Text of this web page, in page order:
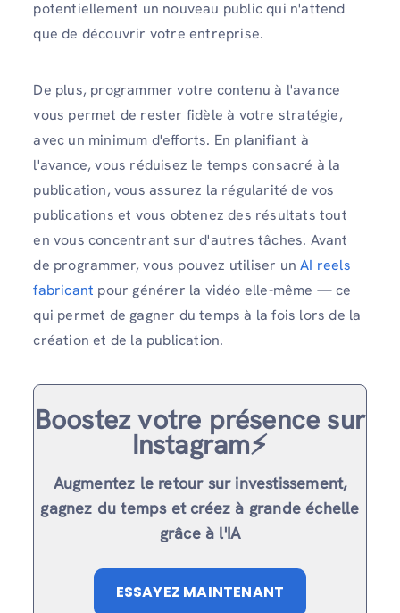
potentiellement un nouveau public qui n'attend
que de découvrir votre entreprise.
De plus, programmer votre contenu à l'avance
vous permet de rester fidèle à votre stratégie,
avec un minimum d'efforts. En planifiant à
l'avance, vous réduisez le temps consacré à la
publication, vous assurez la régularité de vos
publications et vous obtenez des résultats tout
en vous concentrant sur d'autres tâches. Avant
de programmer, vous pouvez utiliser unAI reels
fabricant pour générer la vidéo elle-même — ce
qui permet de gagner du temps à la fois lors de la
création et de la publication.
Boostez votre présence sur
Instagram⚡️
Augmentez le retour sur investissement,
gagnez du temps et créez à grande échelle
grâce à l'IA
ESSAYEZ MAINTENANT